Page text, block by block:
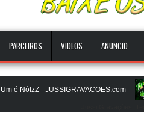
PARCEIROS VIDEOS ANUNCIO
NóIzZ - JUSSIGRAVACOES.com